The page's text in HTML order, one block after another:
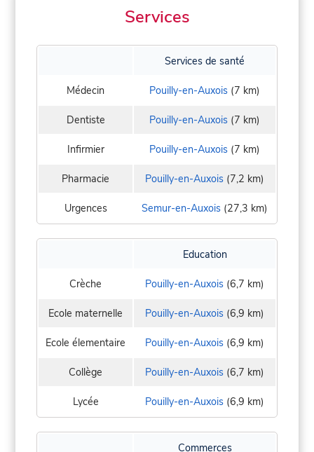
Services
Services de santé
Médecin Pouilly-en-Auxois (7 km)
Dentiste Pouilly-en-Auxois (7 km)
Infirmier Pouilly-en-Auxois (7 km)
Pharmacie Pouilly-en-Auxois (7,2 km)
Urgences Semur-en-Auxois (27,3 km)
Education
Crèche Pouilly-en-Auxois (6,7 km)
Ecole maternelle Pouilly-en-Auxois (6,9 km)
Ecole élementaire Pouilly-en-Auxois (6,9 km)
Collège Pouilly-en-Auxois (6,7 km)
Lycée Pouilly-en-Auxois (6,9 km)
Commerces